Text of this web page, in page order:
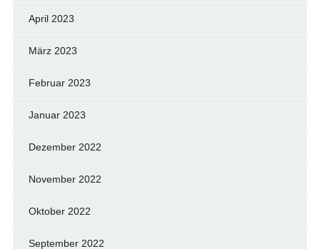
April 2023
März 2023
Februar 2023
Januar 2023
Dezember 2022
November 2022
Oktober 2022
September 2022